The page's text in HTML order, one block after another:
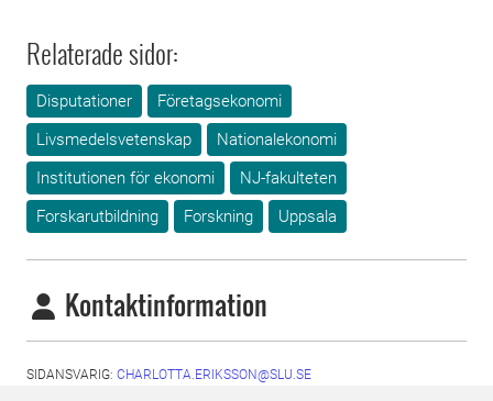
Relaterade sidor:
Disputationer
Företagsekonomi
Livsmedelsvetenskap
Nationalekonomi
Institutionen för ekonomi
NJ-fakulteten
Forskarutbildning
Forskning Uppsala
Kontaktinformation
SIDANSVARIG: CHARLOTTA.ERIKSSON@SLU.SE